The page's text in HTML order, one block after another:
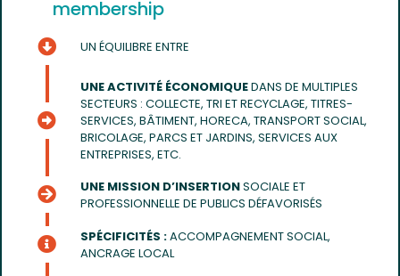
membership
UN ÉQUILIBRE ENTRE
UNE ACTIVITÉ ÉCONOMIQUEDANS DE MULTIPLES
SECTEURS : COLLECTE, TRI ET RECYCLAGE, TITRES-
SERVICES, BÂTIMENT, HORECA, TRANSPORT SOCIAL,
BRICOLAGE, PARCS ET JARDINS, SERVICES AUX
ENTREPRISES, ETC.
UNE MISSION D’INSERTIONSOCIALE ET
PROFESSIONNELLE DE PUBLICS DÉFAVORISÉS
SPÉCIFICITÉS :ACCOMPAGNEMENT SOCIAL,
ANCRAGE LOCAL